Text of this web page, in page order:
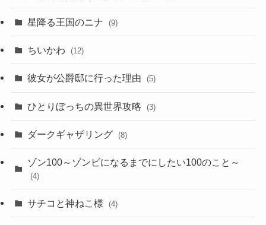
星降る王国のニナ (9)
ちいかわ (12)
彼女が公爵邸に行った理由 (5)
ひとりぼっちの異世界攻略 (3)
ダークギャザリング (8)
ゾン100～ゾンビになるまでにしたい100のこと～
(4)
サチコと神ねこ様 (4)